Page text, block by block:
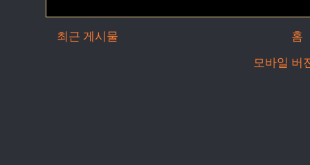
최근 게시물
홈
모바일 버